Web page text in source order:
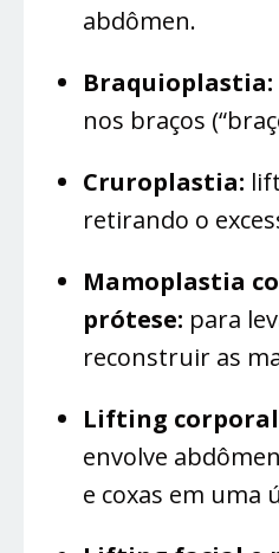
abdômen.
Braquioplastia:
nos braços
Cruroplastia:
retirando o
Mamoplastia
prótese: para
reconstruir as
Lifting
envolve
e coxas em uma